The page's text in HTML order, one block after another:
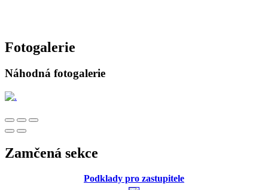
Fotogalerie
Náhodná fotogalerie
Zamčená sekce
Podklady pro zastupitele